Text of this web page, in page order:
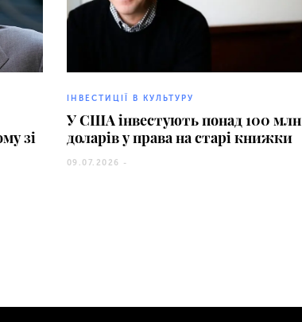
зі
ІНВЕСТИЦІЇ В КУЛЬТУРУ
У США інвестують понад 100 млн
доларів у права на старі книжки
09.07.2026 -